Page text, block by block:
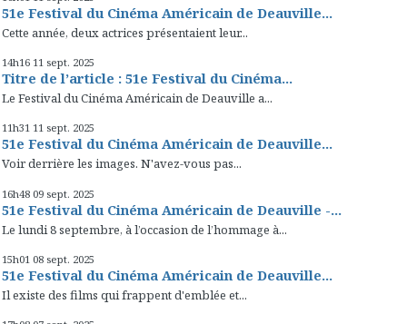
51e Festival du Cinéma Américain de Deauville...
Cette année, deux actrices présentaient leur...
14h16 11 sept. 2025
Titre de l’article : 51e Festival du Cinéma...
Le Festival du Cinéma Américain de Deauville a...
11h31 11 sept. 2025
51e Festival du Cinéma Américain de Deauville...
Voir derrière les images. N'avez-vous pas...
16h48 09 sept. 2025
51e Festival du Cinéma Américain de Deauville -...
Le lundi 8 septembre, à l’occasion de l’hommage à...
15h01 08 sept. 2025
51e Festival du Cinéma Américain de Deauville...
Il existe des films qui frappent d'emblée et...